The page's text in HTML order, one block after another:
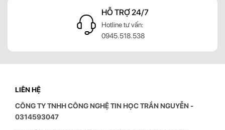
loại giá đỡ cố định đi kèm như thường thấy.
Chính vì sự linh hoạt này mà hiện nay nó đang được rất
nhiều người dùng yêu thích, là món phụ kiện văn phòng
Lợi ích khi sử dụng giá treo máy tính 19
inch
GIAO HÀNG TOÀN QUỐC
Giao hàng khắp mọi miền Tổ quốc
LIÊN HỆ
CÔNG TY TNHH CÔNG NGHỆ TIN HỌCTRẦN NGUYỄN-
0314593047